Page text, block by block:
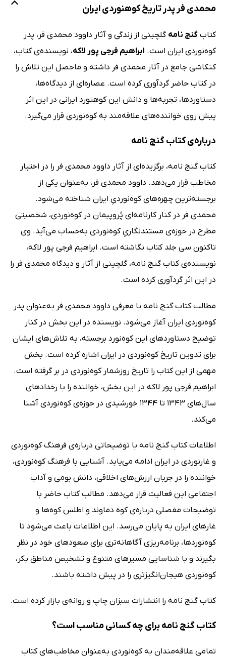
محمدی فر پدر تاریخ کوهنوردی ایران
کتاب گنج نامه گلچینی از زندگی و آثار داوود محمدی فر، پدر
کوه‌نوردی ایران است. ابراهیم فرجی پور لاکه، نویسنده‌ی کتاب،
کنکاشی جامع در آثار محمدی فر داشته و ماحصل این تلاش را
در کتاب حاضر گردآوری کرده است. عصاره‌ای از دیدگاه‌ها،
دستاوردها، تجربه‌ها و دانش‌ این کوهنورد ایرانی در این اثر
پیش روی خواننده‌های علاقه‌مند به کوه‌نوردی قرار می‌گیرد.
درباره‌ی کتاب گنج نامه
کتاب گنج نامه، برگزیده‌ای از آثار داوود محمدی فر را در اختیار
مخاطب قرار می‌دهد. داوود محمدی فر، به‌عنوان یکی از
برجسته‌ترین چهره‌های کوه‌نوردیِ ایران شناخته می‌شود.
محمدی فر در کنار کارنامه‌ای پُروپیمان در کوه‌نوردی، شخصیتی
مطرح در حوزه‌ی مستندنگاریِ کوه‌نوردی به‌حساب می‌آید. وی
تاکنون سی جلد کتاب نگاشته است. ابراهیم فرجی پور لاکه،
نویسنده‌ی کتاب گنج نامه، گلچینی از آثار و دیدگاه محمدی فر را
در این اثر گردآوری کرده است.
مطالب کتاب گنج نامه با معرفی داوود محمدی فر به‌عنوان پدر
کوه‌نوردی ایران آغاز می‌شود. نویسنده در این بخش در کنار
توضیح دستاوردهای این کوه‌نورد برجسته، به تلاش‌های ایشان
برای تدوین تاریخ کوه‌نوردی در ایران اشاره کرده است. بخش
مهمی از این کتاب را تاریخ روزشمار کوه‌نوردی در بر گرفته است.
ابراهیم فرجی پور لاکه در این بخش، خواننده را با رخدادهای
سال‌های 1343 تا 1344 خورشیدی در حوزه‌ی کوه‌نوردی آشنا
می‌کند.
اطلاعات کتاب گنج‌ نامه با توضیحاتی درباره‌ی فرهنگ کوه‌نوردی
و غارنوردی در ایران ادامه می‌یابد. آشنایی با فرهنگ کوه‌نوردی،
خواننده را در جریان ارزش‌های اخلاقی، دانش بومی و آداب
اجتماعی این فعالیت قرار می‌دهد. مطالب کتاب حاضر با
توضیحات مفصلی درباره‌ی کوه دماوند و اطلس کوه‌ها و
غارهای ایران به پایان می‌رسد. این اطلاعات باعث می‌شود تا
کوه‌نوردها، برنامه‌ریزی آگاهانه‌تری برای صعودهای خود در نظر
بگیرند و با شناسایی مسیرهای متنوع و تشخیص مناطق بکر،
کوه‌نوردی هیجان‌انگیزتری را در پیش داشته باشند.
کتاب گنج نامه را انتشارات سبزان چاپ و روانه‌ی بازار کرده است.
کتاب گنج نامه برای چه کسانی مناسب است؟
تمامی علاقه‌مندان به کوه‌نوردی به‌عنوان مخاطب‌های کتاب